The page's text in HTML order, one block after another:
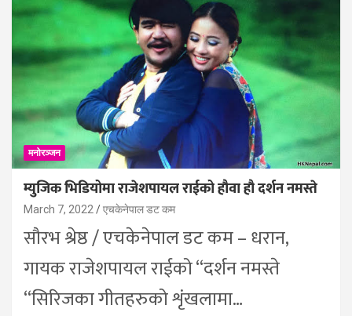
मनोरञ्जन
म्युजिक भिडियोमा राजेशपायल राईको हौवा हौ दर्शन नमस्ते
March 7, 2022 एचकेनेपाल डट कम
सौरभ श्रेष्ठ / एचकेनेपाल डट कम – धरान,
गायक राजेशपायल राईको “दर्शन नमस्ते
“सिरिजका गीतहरुको शृंखलामा…